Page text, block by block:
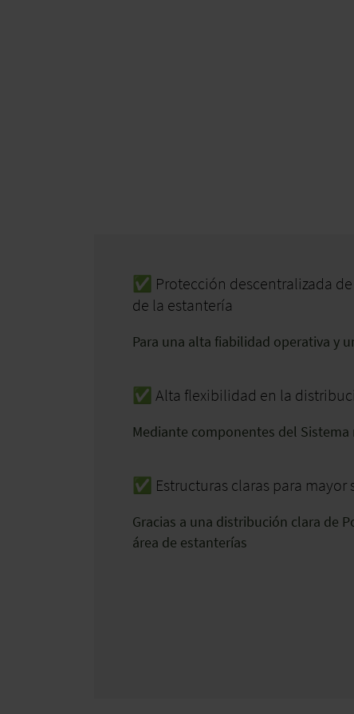
✅ Protección descentralizada
de la estantería
Para una alta fiabilidad operativa y
✅ Alta flexibilidad en la
Mediante componentes del
✅ Estructuras claras para mayor
Gracias a una distribución clara de
área de estanterías